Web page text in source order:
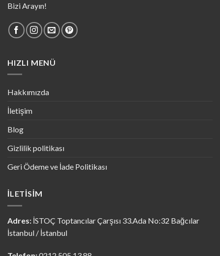
Bizi Arayın!
HIZLI MENÜ
Hakkımızda
İletişim
Blog
Gizlilik politikası
Geri Ödeme ve İade Politikası
İLETISIM
Adres: İSTOÇ Toptancılar Çarşısı 33.Ada No:32 Bağcılar
İstanbul / İstanbul